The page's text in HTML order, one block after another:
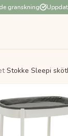
granskning
›Stokke Sleepi